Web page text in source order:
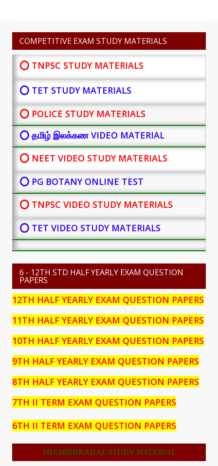
COMPETITIVE EXAM STUDY MATERIALS
⭕ TNPSC STUDY MATERIALS
⭕ TET STUDY MATERIALS
⭕ POLICE STUDY MATERIALS
⭕ தமிழ் இலக்கண VIDEO MATERIAL
⭕ NEET VIDEO STUDY MATERIALS
⭕ PG BOTANYONLINE TEST
⭕ TNPSC VIDEO STUDY MATERIALS
⭕ TET VIDEO STUDY MATERIALS
6 - 12TH STD HALF YEARLY EXAM QUESTION
PAPERS
12TH HALF YEARLY EXAM QUESTION PAPERS
11TH HALF YEARLY EXAM QUESTION PAPERS
10TH HALF YEARLY EXAM QUESTION PAPERS
9TH HALF YEARLY EXAM QUESTION PAPERS
8TH HALF YEARLY EXAM QUESTION PAPERS
7TH II TERM EXAM QUESTION PAPERS
6TH II TERM EXAM QUESTION PAPERS
THAMIZHKADAL STUDY MATERIAL